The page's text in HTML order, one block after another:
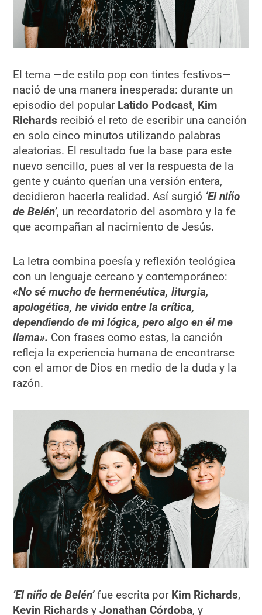
El tema —de estilo pop con tintes festivos—
nació de una manera inesperada: durante un
episodio del popular Latido Podcast, Kim
Richards recibió el reto de escribir una canción
en solo cinco minutos utilizando palabras
aleatorias. El resultado fue la base para este
nuevo sencillo, pues al ver la respuesta de la
gente y cuánto querían una versión entera,
decidieron hacerla realidad. Así surgió ‘El niño
de Belén’, un recordatorio del asombro y la fe
que acompañan al nacimiento de Jesús.
La letra combina poesía y reflexión teológica
con un lenguaje cercano y contemporáneo:
«No sé mucho de hermenéutica, liturgia,
apologética, he vivido entre la crítica,
dependiendo de mi lógica, pero algo en él me
llama». Con frases como estas, la canción
refleja la experiencia humana de encontrarse
con el amor de Dios en medio de la duda y la
razón.
‘El niño de Belén’fue escrita por Kim Richards,
Kevin Richards yJonathan Córdoba, y